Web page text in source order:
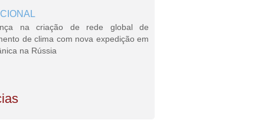
na criação de rede global de
de clima com nova expedição em
na Rússia